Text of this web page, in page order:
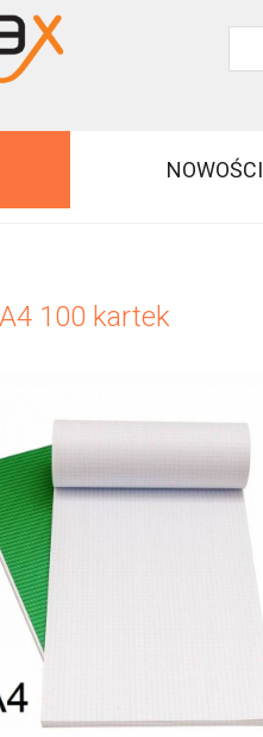
NOWOŚCI
100 kartek